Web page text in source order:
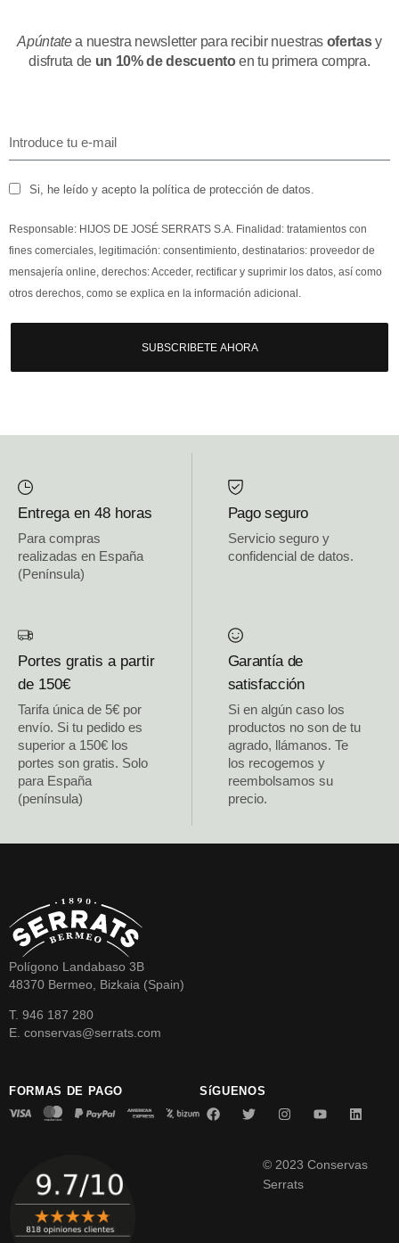
Apúntatea nuestra newsletter para recibir nuestras ofertasy
disfruta de un 10% de descuentoen tu primera compra.
Si, he leído y acepto la política de protección de datos.
Responsable: HIJOS DE JOSÉ SERRATS S.A. Finalidad: tratamientos con
fines comerciales, legitimación: consentimiento, destinatarios: proveedor de
mensajería online, derechos: Acceder, rectificar y suprimir los datos, así como
otros derechos, como se explica en la información adicional.
SUBSCRIBETE AHORA
Entrega en 48 horas
Para compras
realizadas en España
(Península)
Pago seguro
Servicio seguro y
confidencial de datos.
Portes gratis a partir
de 150€
Tarifa única de 5€ por
envío. Si tu pedido es
superior a 150€ los
portes son gratis. Solo
para España
(península)
Garantía de
satisfacción
Si en algún caso los
productos no son de tu
agrado, llámanos. Te
los recogemos y
reembolsamos su
precio.
Polígono Landabaso 3B
48370 Bermeo, Bizkaia (Spain)
T. 946 187 280
E. conservas@serrats.com
FORMAS DE PAGO SíGUENOS
© 2023 Conservas
Serrats